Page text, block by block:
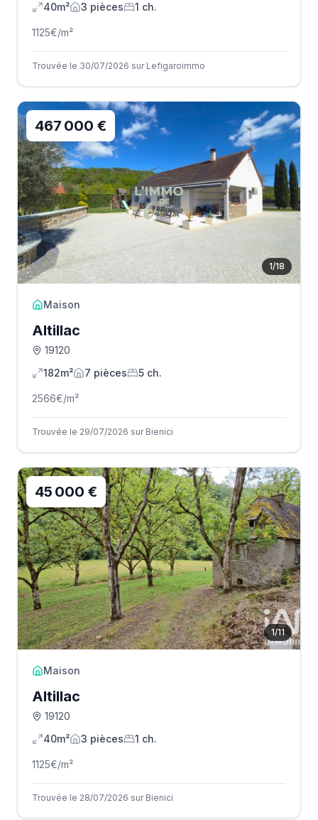
40m² 3 pièces 1 ch.
1125€/m²
Trouvée le 30/07/2026 sur Lefigaroimmo
1/18
467 000 €
Maison
Altillac
19120
182m²
7 pièces 5 ch.
2566€/m²
Trouvée le 29/07/2026 sur Bienici
1/11
45 000 €
Maison
Altillac
19120
40m²
3 pièces 1 ch.
1125€/m²
Trouvée le 28/07/2026 sur Bienici